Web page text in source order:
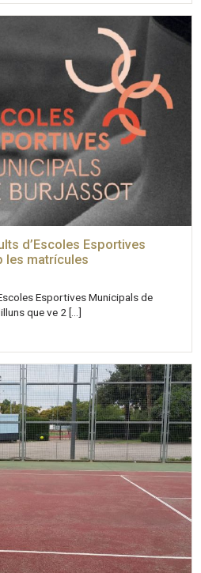
d’Escoles Esportives
les matrícules
Esportives Municipals de
que ve 2 […]